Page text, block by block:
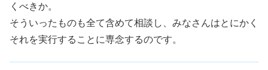
くべきか。
そういったものも全て含めて相談し、みなさんはとにかく
それを実行することに専念するのです。